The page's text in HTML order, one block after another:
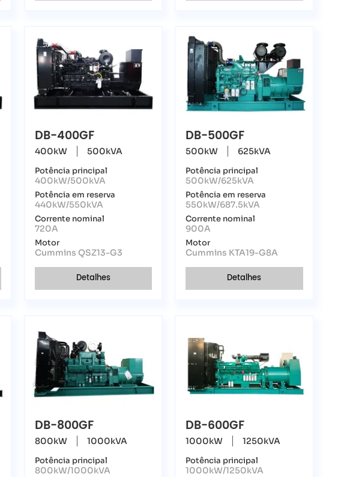
DB-400GF
400kW 500kVA
Potência principal
400kW/500kVA
Potência em reserva
440kW/550kVA
Corrente nominal
720A
Motor
Cummins QSZ13-G3
Detalhes
DB-500GF
500kW 625kVA
Potência principal
500kW/625kVA
Potência em reserva
550kW/687.5kVA
Corrente nominal
900A
Motor
Cummins KTA19-G8A
Detalhes
DB-800GF
800kW 1000kVA
Potência principal
800kW/1000kVA
DB-600GF
1000kW 1250kVA
Potência principal
1000kW/1250kVA